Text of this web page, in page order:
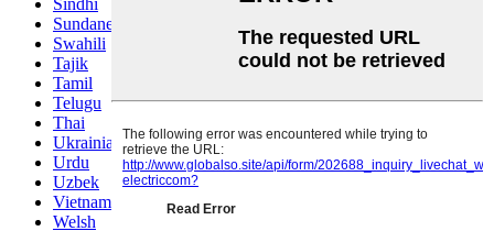
Sindhi
Sundanese
Swahili
Tajik
Tamil
Telugu
Thai
Ukrainian
Urdu
Uzbek
Vietnamese
Welsh